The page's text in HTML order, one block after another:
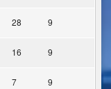
28 9
16 9
7 9